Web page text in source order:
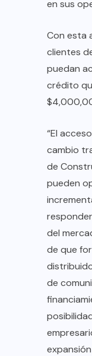
en sus
Con esta
clientes
puedan
crédito
“El
cambio
de
pueden
del
de que
de